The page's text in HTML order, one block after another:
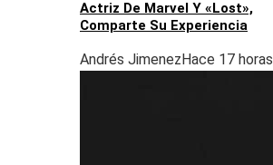
Actriz De Marvel Y «Lost»,
Comparte Su Experiencia
Andrés JimenezHace 17 horas